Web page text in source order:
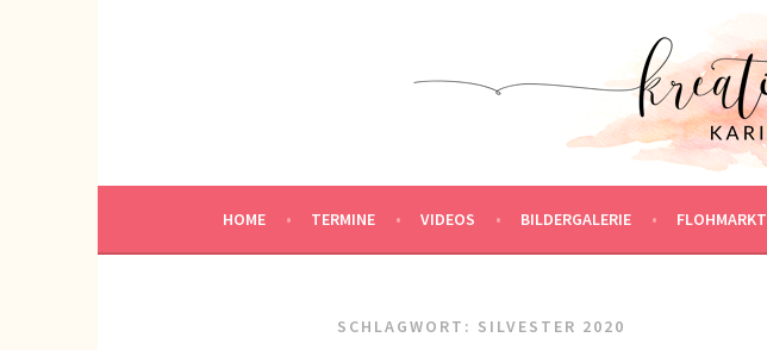
KREATIVWERKSTATT
HOME TERMINE VIDEOS BILDERGALERIE FLOHMARKT
SCHLAGWORT: SILVESTER 2020